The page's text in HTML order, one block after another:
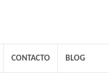
CONTACTO BLOG